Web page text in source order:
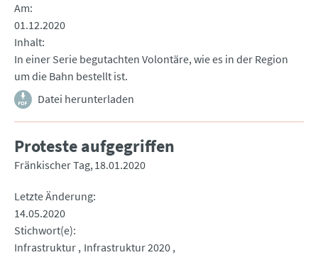
Am
01.12.2020
Inhalt
In einer Serie begutachten Volontäre, wie es in der Region
um die Bahn bestellt ist.
Datei herunterladen
Proteste aufgegriffen
Fränkischer Tag 18.01.2020
Letzte Änderung
14.05.2020
Stichwort(e)
Infrastruktur Infrastruktur 2020